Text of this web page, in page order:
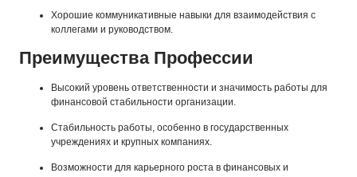
Хорошие коммуникативные навыки для взаимодействия с
коллегами и руководством.
Преимущества Профессии
Высокий уровень ответственности и значимость работы для
финансовой стабильности организации.
Стабильность работы, особенно в государственных
учреждениях и крупных компаниях.
Возможности для карьерного роста в финансовых и